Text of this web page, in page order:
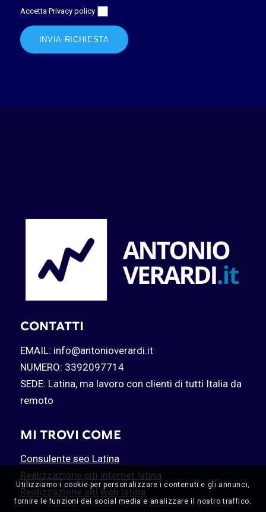
Accetta Privacy policy
CONTATTI
EMAIL: info@antonioverardi.it
NUMERO: 3392097714
SEDE: Latina, ma lavoro con clienti di tutti Italia da
remoto
MI TROVI COME
Consulente seo Latina
Realizzazione siti internet latina
Realizzazione siti web latina
Utilizziamo i cookie per personalizzare i contenuti e gli annunci,
fornire le funzioni dei social media e analizzare il nostro traffico.